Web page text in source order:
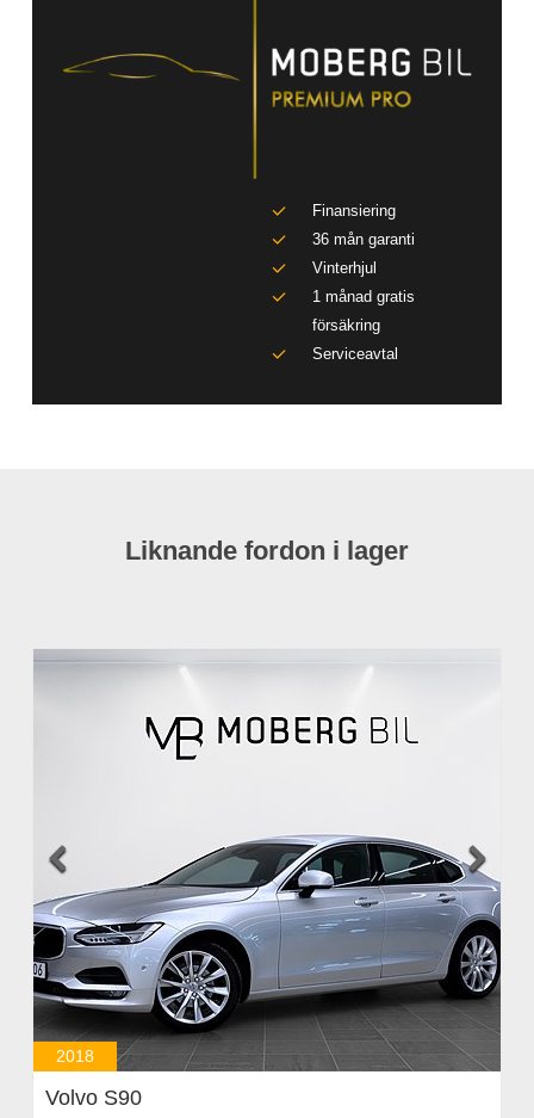
Finansiering
36 mån garanti
Vinterhjul
1 månad gratis
försäkring
Serviceavtal
Liknande fordon i lager
 
2018
Volvo S90